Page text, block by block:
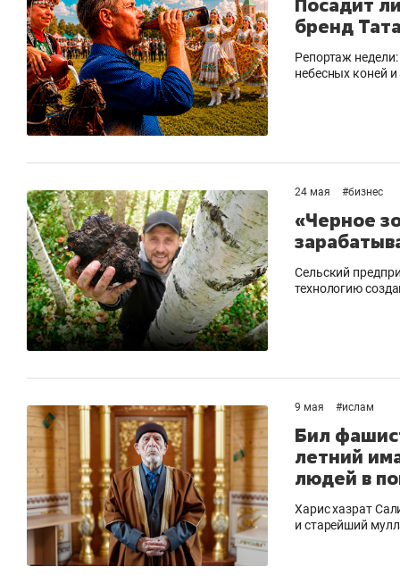
бренд
Репортаж
небесных коней
24 мая #бизнес
«Черное
Сельский
технологию
9 мая #ислам
Бил
летний
людей в
Харис хазрат
и старейший
Рекомендуем
Как ГК «МИР ГРУПП» и ВТБ
создают оазис жилого
комфорта под Казанью
Рекомендуем
150 камер